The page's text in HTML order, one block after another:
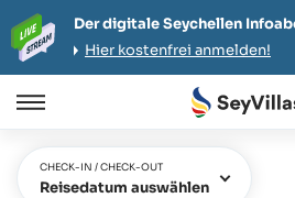
Der digitale Seychellen
Hier kostenfrei anmelden!
Schließen
CHECK-IN / CHECK-OUT
Reisedatum auswählen